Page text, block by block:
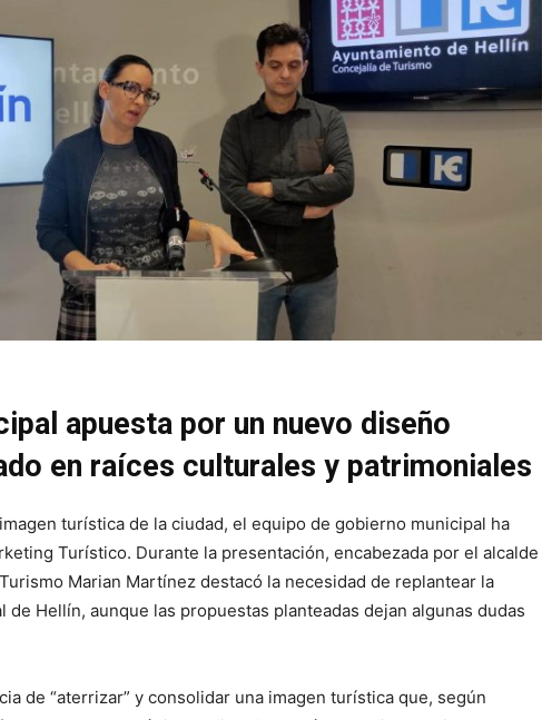
apuesta por un nuevo diseño
en raíces culturales y patrimoniales
turística de la ciudad, el equipo de gobierno municipal ha
Turístico. Durante la presentación, encabezada por el alcalde
Marian Martínez destacó la necesidad de replantear la
de Hellín, aunque las propuestas planteadas dejan algunas dudas
de “aterrizar” y consolidar una imagen turística que, según